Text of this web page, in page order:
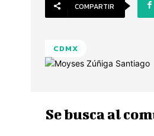
COMPARTIR
CDMX
Se busca al